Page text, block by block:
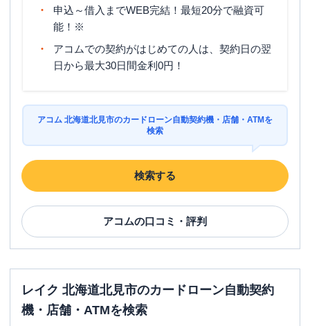
申込～借入までWEB完結！最短20分で融資可
能！※
アコムでの契約がはじめての人は、契約日の翌
日から最大30日間金利0円！
アコム 北海道北見市のカードローン自動契約機・店舗・ATMを
検索
検索する
アコムの口コミ・評判
レイク 北海道北見市のカードローン自動契約
機・店舗・ATMを検索